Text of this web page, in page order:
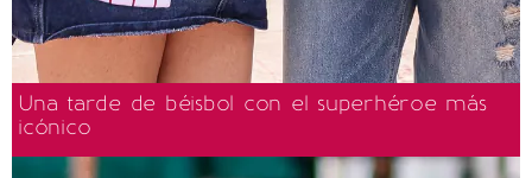
Una tarde de béisbol con el superhéroe más
icónico